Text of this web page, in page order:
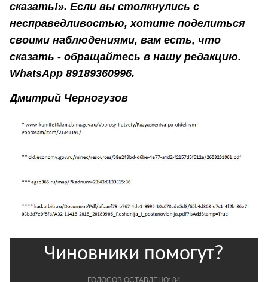
сказать!». Если вы столкнулись с
несправедливостью, хотите поделиться
своими наблюдениями, вам есть, что
сказать - обращайтесь в нашу редакцию.
WhatsApp 89189360996.
Дмитрий Черногузов